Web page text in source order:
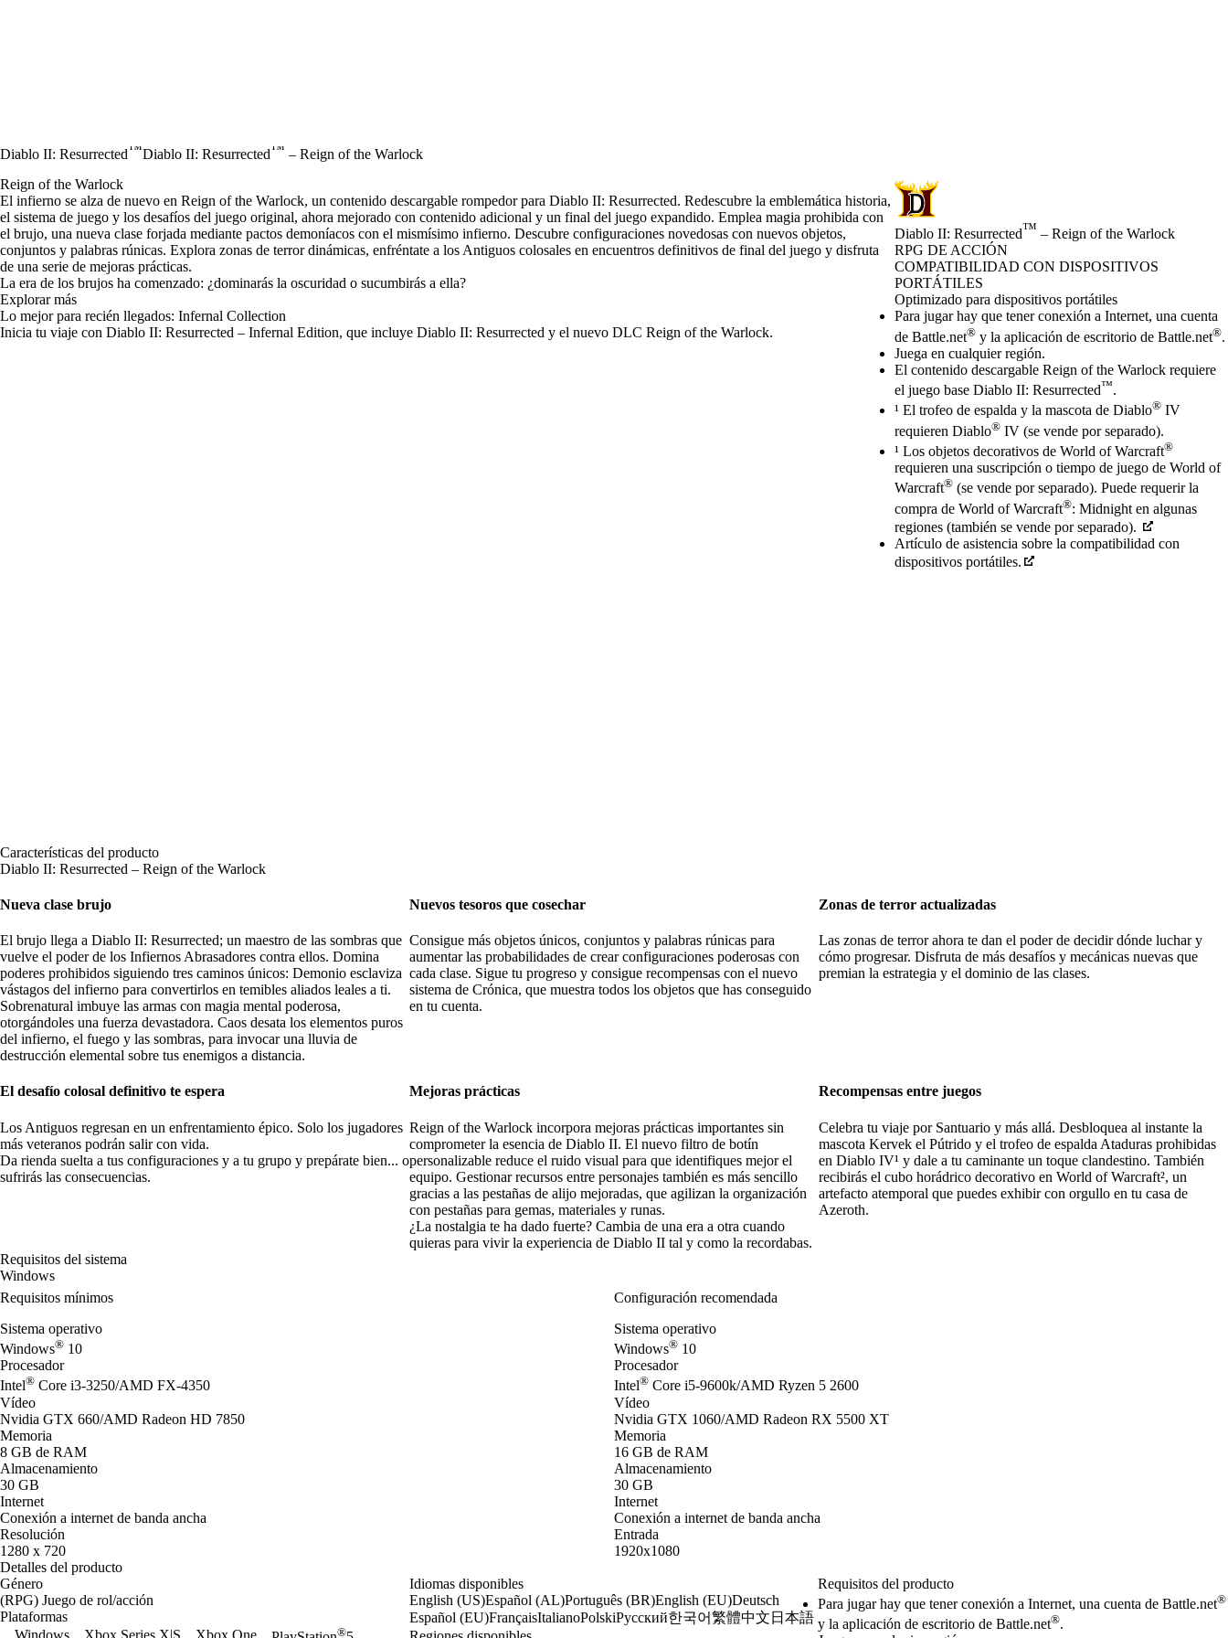
Diablo II: Resurrected™Diablo II: Resurrected™ – Reign of the Warlock
Diablo II: Resurrected™ – Reign of the Warlock
RPG DE ACCIÓN
Precio
Available actions
COMPATIBILIDAD CON DISPOSITIVOS
PORTÁTILES
Optimizado para dispositivos portátiles
Para jugar hay que tener conexión a Internet, una cuenta
de Battle.net® y la aplicación de escritorio de Battle.net®.
Juega en cualquier región.
El contenido descargable Reign of the Warlock requiere
el juego base Diablo II: Resurrected™.
¹ El trofeo de espalda y la mascota de Diablo® IV
requieren Diablo® IV (se vende por separado).
¹ Los objetos decorativos de World of Warcraft®
requieren una suscripción o tiempo de juego de World of
Warcraft® (se vende por separado). Puede requerir la
compra de World of Warcraft®: Midnight en algunas
regiones (también se vende por separado).
Artículo de asistencia sobre la compatibilidad con
dispositivos portátiles.
Reign of the Warlock
El infierno se alza de nuevo en Reign of the Warlock, un contenido descargable rompedor para Diablo II: Resurrected. Redescubre la emblemática historia,
el sistema de juego y los desafíos del juego original, ahora mejorado con contenido adicional y un final del juego expandido. Emplea magia prohibida con
el brujo, una nueva clase forjada mediante pactos demoníacos con el mismísimo infierno. Descubre configuraciones novedosas con nuevos objetos,
conjuntos y palabras rúnicas. Explora zonas de terror dinámicas, enfréntate a los Antiguos colosales en encuentros definitivos de final del juego y disfruta
de una serie de mejoras prácticas.
La era de los brujos ha comenzado: ¿dominarás la oscuridad o sucumbirás a ella?
Explorar más
Lo mejor para recién llegados: Infernal Collection
Inicia tu viaje con Diablo II: Resurrected – Infernal Edition, que incluye Diablo II: Resurrected y el nuevo DLC Reign of the Warlock.
Características del producto
Diablo II: Resurrected – Reign of the Warlock
Nueva clase brujo
El brujo llega a Diablo II: Resurrected; un maestro de las sombras que
vuelve el poder de los Infiernos Abrasadores contra ellos. Domina
poderes prohibidos siguiendo tres caminos únicos: Demonio esclaviza
vástagos del infierno para convertirlos en temibles aliados leales a ti.
Sobrenatural imbuye las armas con magia mental poderosa,
otorgándoles una fuerza devastadora. Caos desata los elementos puros
del infierno, el fuego y las sombras, para invocar una lluvia de
destrucción elemental sobre tus enemigos a distancia.
Nuevos tesoros que cosechar
Consigue más objetos únicos, conjuntos y palabras rúnicas para
aumentar las probabilidades de crear configuraciones poderosas con
cada clase. Sigue tu progreso y consigue recompensas con el nuevo
sistema de Crónica, que muestra todos los objetos que has conseguido
en tu cuenta.
Zonas de terror actualizadas
Las zonas de terror ahora te dan el poder de decidir dónde luchar y
cómo progresar. Disfruta de más desafíos y mecánicas nuevas que
premian la estrategia y el dominio de las clases.
El desafío colosal definitivo te espera
Los Antiguos regresan en un enfrentamiento épico. Solo los jugadores
más veteranos podrán salir con vida.
Da rienda suelta a tus configuraciones y a tu grupo y prepárate bien... o
sufrirás las consecuencias.
Mejoras prácticas
Reign of the Warlock incorpora mejoras prácticas importantes sin
comprometer la esencia de Diablo II. El nuevo filtro de botín
personalizable reduce el ruido visual para que identifiques mejor el
equipo. Gestionar recursos entre personajes también es más sencillo
gracias a las pestañas de alijo mejoradas, que agilizan la organización
con pestañas para gemas, materiales y runas.
¿La nostalgia te ha dado fuerte? Cambia de una era a otra cuando
quieras para vivir la experiencia de Diablo II tal y como la recordabas.
Recompensas entre juegos
Celebra tu viaje por Santuario y más allá. Desbloquea al instante la
mascota Kervek el Pútrido y el trofeo de espalda Ataduras prohibidas
en Diablo IV¹ y dale a tu caminante un toque clandestino. También
recibirás el cubo horádrico decorativo en World of Warcraft², un
artefacto atemporal que puedes exhibir con orgullo en tu casa de
Azeroth.
Requisitos del sistema
Windows
Requisitos mínimos
Sistema operativo
Windows® 10
Procesador
Intel® Core i3-3250/AMD FX-4350
Vídeo
Nvidia GTX 660/AMD Radeon HD 7850
Memoria
8 GB de RAM
Almacenamiento
30 GB
Internet
Conexión a internet de banda ancha
Resolución
1280 x 720
Configuración recomendada
Sistema operativo
Windows® 10
Procesador
Intel® Core i5-9600k/AMD Ryzen 5 2600
Vídeo
Nvidia GTX 1060/AMD Radeon RX 5500 XT
Memoria
16 GB de RAM
Almacenamiento
30 GB
Internet
Conexión a internet de banda ancha
Entrada
1920x1080
Detalles del producto
Género
(RPG) Juego de rol/acción
Plataformas
Windows
Xbox Series X|S Xbox One ®
Idiomas disponibles
English (US)Español (AL)Português (BR)English (EU)Deutsch
Español (EU)FrançaisItalianoPolskiРусский한국어繁體中文 日本語
Requisitos del producto
Para jugar hay que tener conexión a Internet, una cuenta de Battle.net®
y la aplicación de escritorio de Battle.net®.